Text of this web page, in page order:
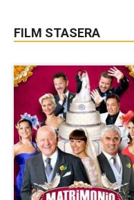
FILM STASERA